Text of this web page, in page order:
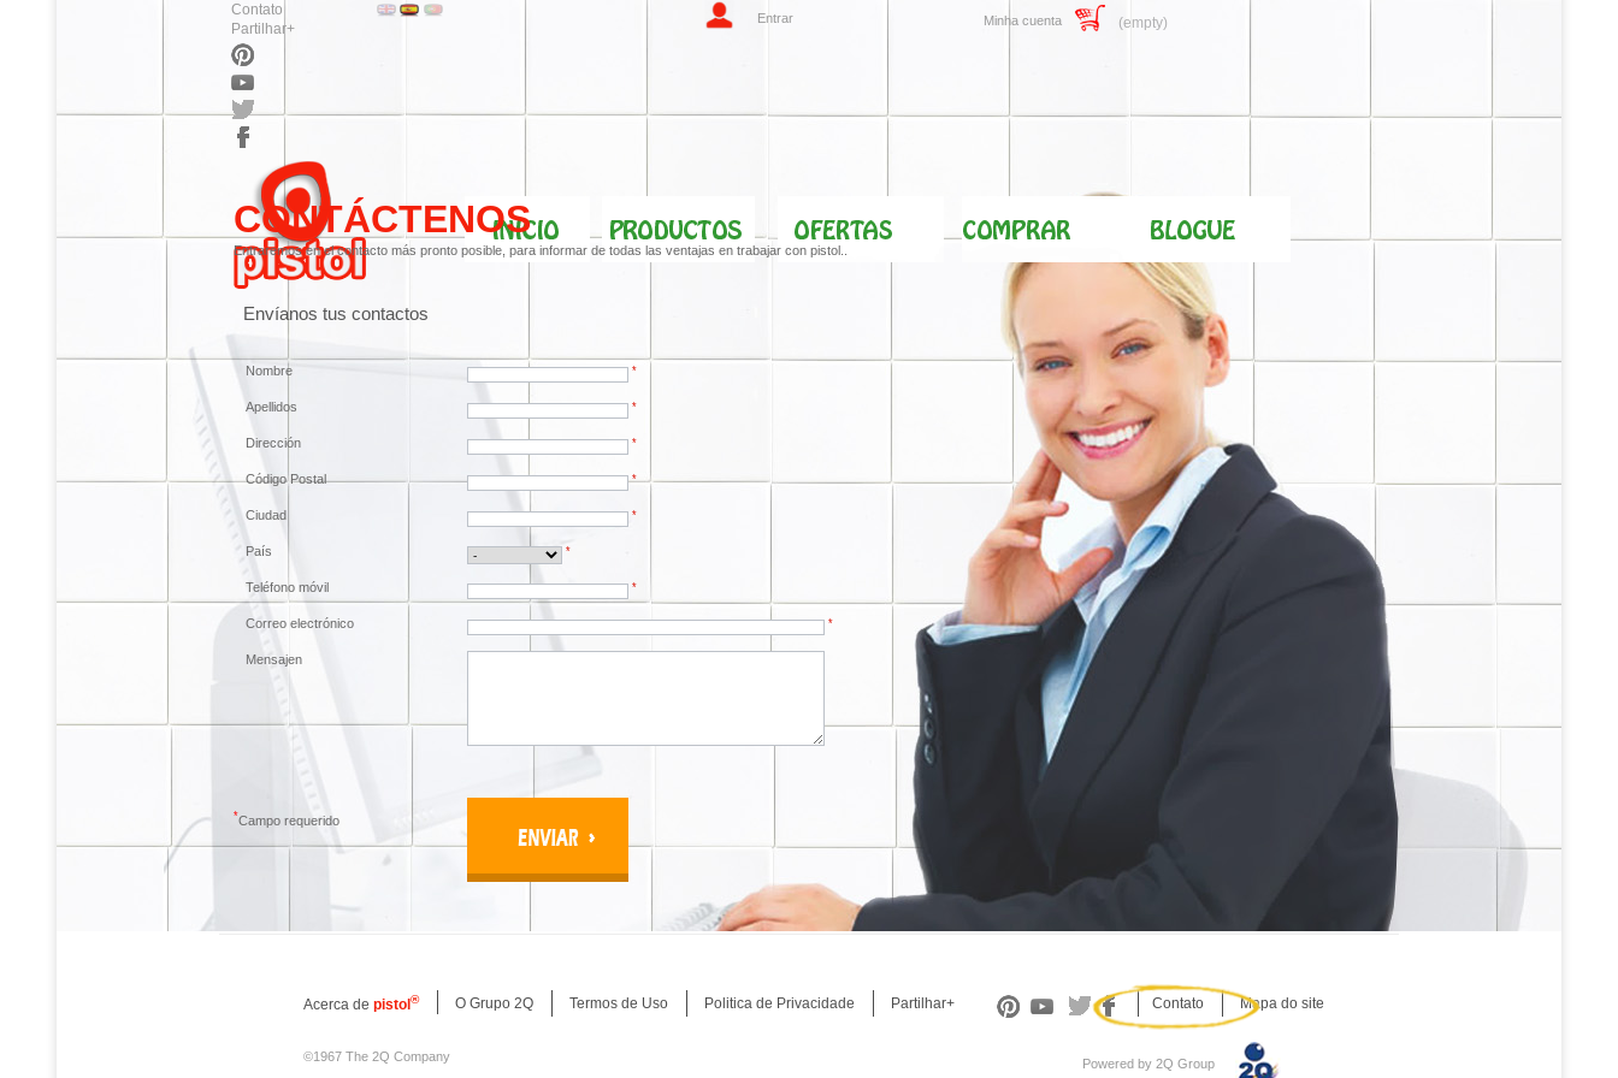
Contato
Partilhar+
(empty)
Entrar Minha cuenta
CONTÁCTENOS
Entraremos en el contacto más pronto posible, para informar de todas las ventajas en trabajar con pistol..
Envíanos tus contactos
Nombre *
Apellidos *
Dirección *
Código Postal *
Ciudad *
País *
Teléfono móvil *
Correo electrónico *
Mensajen
*Campo requerido
Acerca de pistol® O Grupo 2Q Termos de Uso Politica de Privacidade Partilhar+ Contato Mapa do site
©1967 The 2Q Company
Powered by 2Q Group